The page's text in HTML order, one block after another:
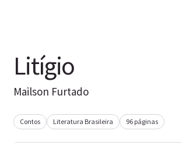
Litígio
Mailson Furtado
Contos Literatura Brasileira 96 páginas